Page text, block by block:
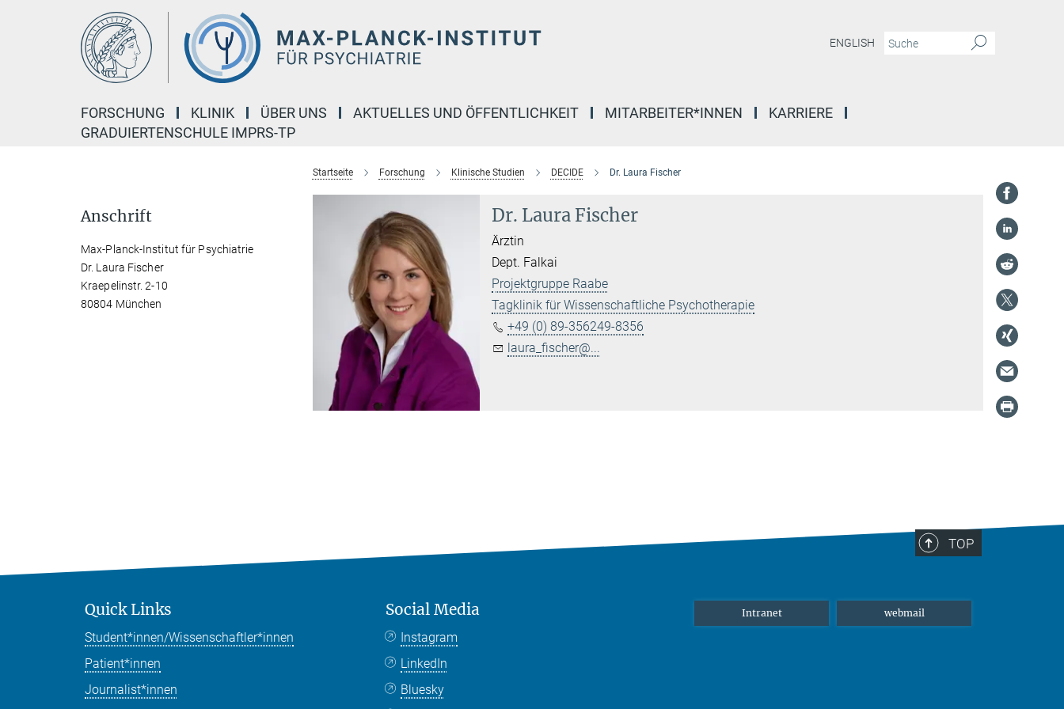
ENGLISH
FORSCHUNG KLINIK ÜBER UNS AKTUELLES UND ÖFFENTLICHKEIT MITARBEITER*INNEN
KARRIERE
GRADUIERTENSCHULE IMPRS-TP
Startseite Forschung Klinische Studien DECIDE Dr. Laura Fischer
Dr. Laura Fischer
Ärztin
Dept. Falkai
Projektgruppe Raabe
Tagklinik für Wissenschaftliche Psychotherapie
+49 (0) 89-356249-8356
laura_fischer@...
Anschrift
Max-Planck-Institut für Psychiatrie
Dr. Laura Fischer
Kraepelinstr. 2-10
80804 München
TOP
Quick Links
Student*innen/Wissenschaftler*innen
Patient*innen
Journalist*innen
Social Media
Instagram
LinkedIn
Bluesky
Intranet webmail